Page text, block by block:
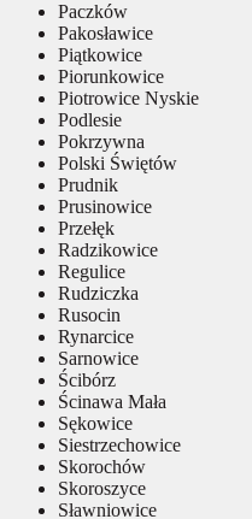
Paczków
Pakosławice
Piątkowice
Piorunkowice
Piotrowice Nyskie
Podlesie
Pokrzywna
Polski Świętów
Prudnik
Prusinowice
Przełęk
Radzikowice
Regulice
Rudziczka
Rusocin
Rynarcice
Sarnowice
Ścibórz
Ścinawa Mała
Sękowice
Siestrzechowice
Skorochów
Skoroszyce
Sławniowice